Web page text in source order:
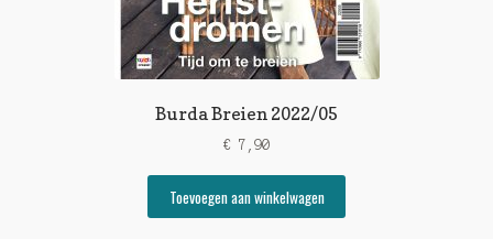
Burda Breien 2022/05
€ 7,90
Toevoegen aan winkelwagen